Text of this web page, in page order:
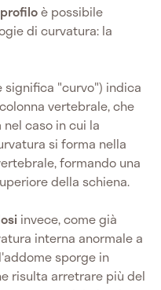
è possibile
di curvatura: la
significa "curvo") indica
vertebrale, che
nel caso in cui la
si forma nella
formando una
della schiena.
invece, come già
interna anormale a
sporge in
risulta arretrare più del